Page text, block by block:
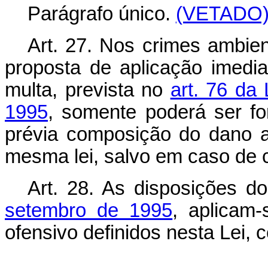
Parágrafo único.
Art. 27. Nos crimes
proposta de aplicação
multa, prevista no art. 76 da
1995, somente poderá ser
prévia composição do dano
mesma lei, salvo em caso de
Art. 28. As disposições
setembro de 1995,
ofensivo definidos nesta Lei,